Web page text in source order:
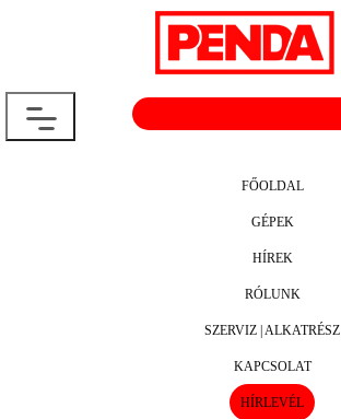
FŐOLDAL
GÉPEK
HÍREK
RÓLUNK
SZERVIZ | ALKATRÉSZ
KAPCSOLAT
HÍRLEVÉL